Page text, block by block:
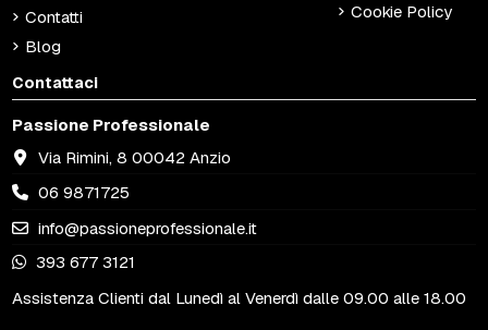
Contatti
Blog
Cookie Policy
Contattaci
Passione Professionale
Via Rimini, 8 00042 Anzio
06 9871725
info@passioneprofessionale.it
393 677 3121
Assistenza Clienti dal Lunedì al Venerdì dalle 09.00 alle 18.00